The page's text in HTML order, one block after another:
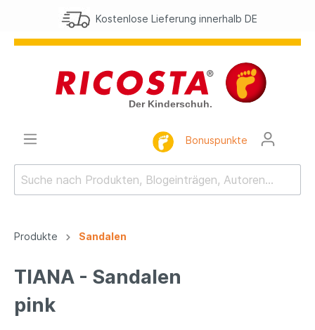
Lieferung innerhalb DE
Bonuspunkte
Produkte Sandalen
TIANA - Sandalen
pink